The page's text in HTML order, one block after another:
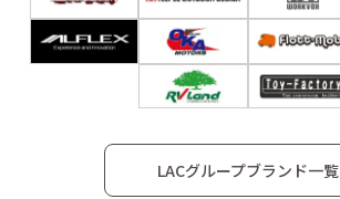
LACグループブランド一覧